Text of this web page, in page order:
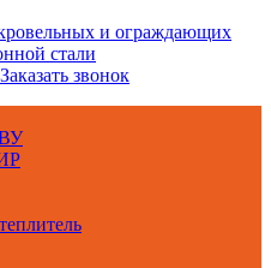
Заказать звонок